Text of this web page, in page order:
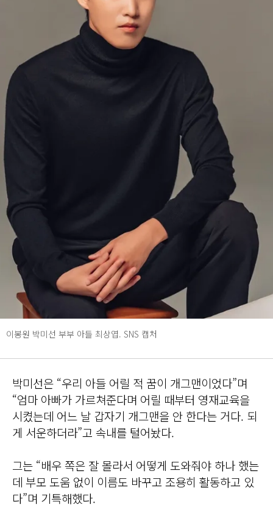
이봉원 박미선 부부 아들 최상엽. SNS 캡처
박미선은 “우리 아들 어릴 적 꿈이 개그맨이었다”며
“엄마 아빠가 가르쳐준다며 어릴 때부터 영재교육을
시켰는데 어느 날 갑자기 개그맨을 안 한다는 거다. 되
게 서운하더라”고 속내를 털어놨다.
그는 “배우 쪽은 잘 몰라서 어떻게 도와줘야 하나 했는
데 부모 도움 없이 이름도 바꾸고 조용히 활동하고 있
다”며 기특해했다.